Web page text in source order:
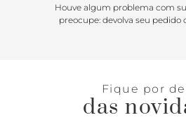
Houve algum problema com
preocupe: devolva seu
Fique por
das